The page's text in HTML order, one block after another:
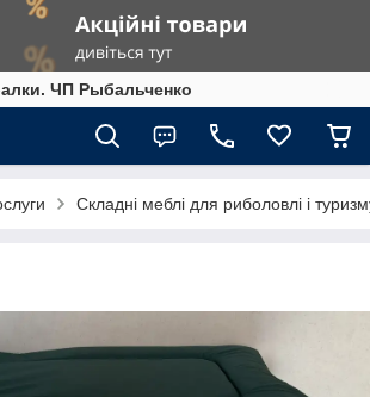
ЧП Рыбальченко
Складні меблі для риболовлі і